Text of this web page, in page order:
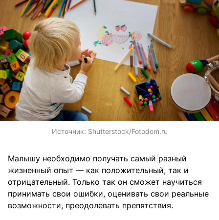
Источник: Shutterstock/Fotodom.ru
Малышу необходимо получать самый разный
жизненный опыт — как положительный, так и
отрицательный. Только так он сможет научиться
принимать свои ошибки, оценивать свои реальные
возможности, преодолевать препятствия.